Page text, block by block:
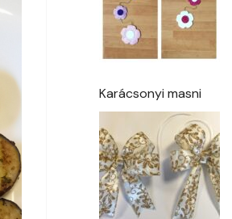
Karácsonyi masni